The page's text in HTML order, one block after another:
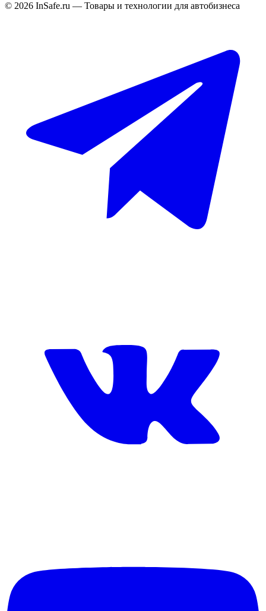
© 2026 InSafe.ru — Товары и технологии для автобизнеса